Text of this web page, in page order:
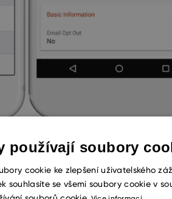
používají soubory
cookie ke zlepšení uživatelského
souhlasíte se všemi soubory cookie v